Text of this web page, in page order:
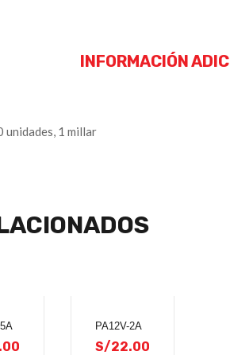
INFORMACIÓN
unidades, 1 millar
PA12V-2A
S/22.00